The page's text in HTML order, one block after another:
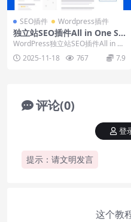
SEO插件 Wordpress插件
独立站SEO插件All in One SE
O Pack Pro下载使用视频
WordPress独立站SEO插件All in O
ne SEO Pack Pro...
2025-11-18 767 7.9
评论(0)
提示：请文明发言
登
这个教